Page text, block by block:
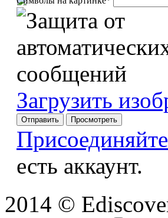
Загрузить
есть аккаунт.
2014 ©